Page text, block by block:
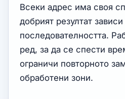
Всеки адрес има своя
добрият резултат зависи
последователността.
ред, за да се спести
ограничи повторното
обработени зони.